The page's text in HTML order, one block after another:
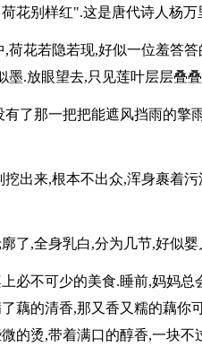
花别样红".这是唐代诗人杨
,荷花若隐若现,好似一位羞答
墨.放眼望去,只见莲叶层层叠
了那一把把能遮风挡雨的擎
出来,根本不出众,浑身裹着
了,全身乳白,分为几节,好似
必不可少的美食.睡前,妈妈
藕的清香,那又香又糯的藕你
的烫,带着满口的醇香,一块